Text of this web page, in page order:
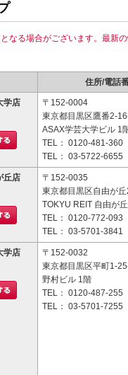
なる場合がございます。最新
住所/電話
学店
〒152-0004
東京都目黒区鷹番2-
ASAX学芸大学ビル 1
TEL： 0120-481-360
TEL： 03-5722-6655
丘店
〒152-0035
東京都目黒区自由が
TOKYU REIT 自由が
TEL： 0120-772-093
TEL： 03-5701-3841
学店
〒152-0032
東京都目黒区平町1-
野村ビル 1階
TEL： 0120-487-255
TEL： 03-5701-7255